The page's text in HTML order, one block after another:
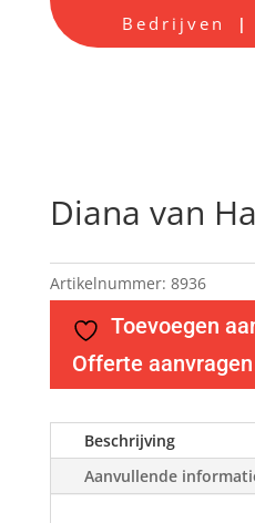
Bedrijven |
Diana van
Artikelnummer: 8936
Toevoegen
Offerte aanvragen
Beschrijving
Aanvullende